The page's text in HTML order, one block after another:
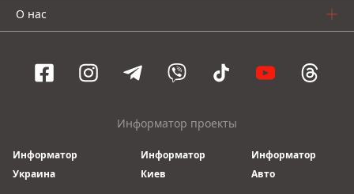
О нас
Информатор проекты
Информатор
Украина
Информатор
Киев
Информатор
Авто